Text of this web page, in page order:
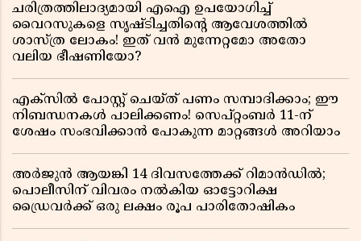
ചരിത്രത്തിലാദ്യമായി എഐ ഉപയോഗിച്ച്
വൈറസുകളെ സൃഷ്ടിച്ചതിന്റെ ആവേശത്തിൽ
ശാസ്ത്ര ലോകം! ഇത് വൻ മുന്നേറ്റമോ അതോ
വലിയ ഭീഷണിയോ?
എക്സിൽ പോസ്റ്റ് ചെയ്ത് പണം സമ്പാദിക്കാം; ഈ
നിബന്ധനകൾ പാലിക്കണം! സെപ്റ്റംബർ 11-ന്
ശേഷം സംഭവിക്കാൻ പോകുന്ന മാറ്റങ്ങൾ അറിയാം
അർജുൻ ആയങ്കി 14 ദിവസത്തേക്ക് റിമാൻഡിൽ;
പൊലീസിന് വിവരം നൽകിയ ഓട്ടോറിക്ഷ
ഡ്രൈവർക്ക് ഒരു ലക്ഷം രൂപ പാരിതോഷികം